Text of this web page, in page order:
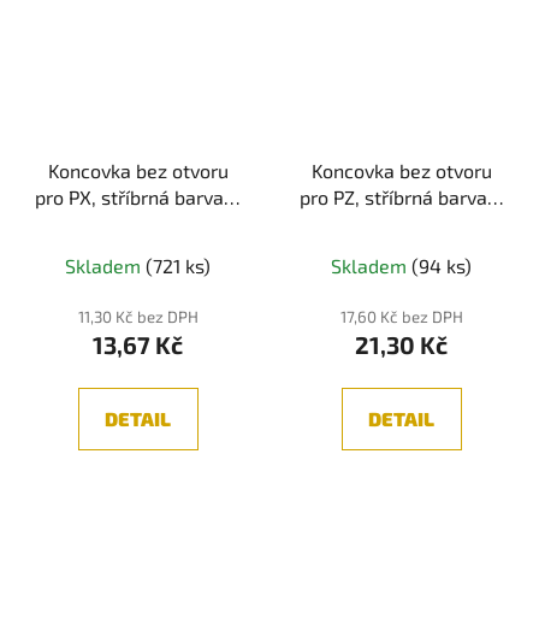
Koncovka bez otvoru
pro PX, stříbrná barva, 1
Skladem (721 ks)
11,30 Kč bez DPH
13,67 Kč
DETAIL
Koncovka bez otvoru
pro PZ, stříbrná barva, 1
Skladem (94 ks)
17,60 Kč bez DPH
21,30 Kč
DETAIL